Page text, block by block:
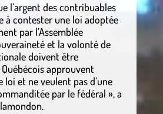
l’argent des contribuables
à contester une loi adoptée
par l’Assemblée
et la volonté de
doivent être
Québécois approuvent
et ne veulent pas d’une
par le fédéral », a